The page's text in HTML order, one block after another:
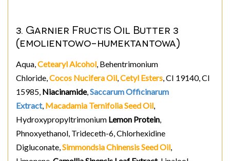
3. Garnier Fructis Oil Butter 3
(emolientowo-humektantowa)
Aqua, Cetearyl Alcohol , Behentrimonium
Chloride, Cocos Nucifera Oil Cetyl Esters , CI 19140, CI
15985, Niacinamide, Saccarum Officinarum
Extract, Macadamia Ternifolia Seed Oil
Hydroxypropyltrimonium Lemon Protein
Phnoxyethanol, Trideceth-6, Chlorhexidine
Digluconate, Simmondsia Chinensis Seed Oil